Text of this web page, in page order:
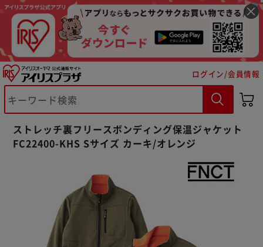
ログイン/会員情報
ストレッチ裏フリースボンディング保温ジャケット
FC22400-KHS Sサイズ カーキ/オレンジ
※ご確認ください
カートに入れる 購入手続きへ